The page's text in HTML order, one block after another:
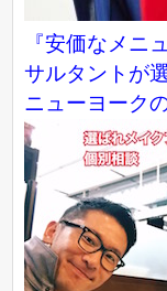
『安価なメニ
サルタントが
ニューヨーク